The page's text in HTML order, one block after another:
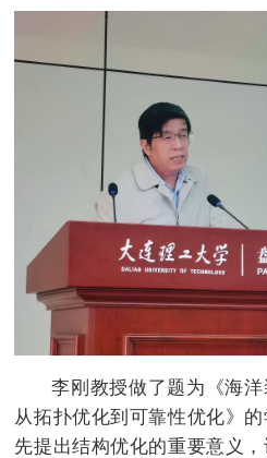
李刚教授做了题为《海
从拓扑优化到可靠性优化》
先提出结构优化的重要意义